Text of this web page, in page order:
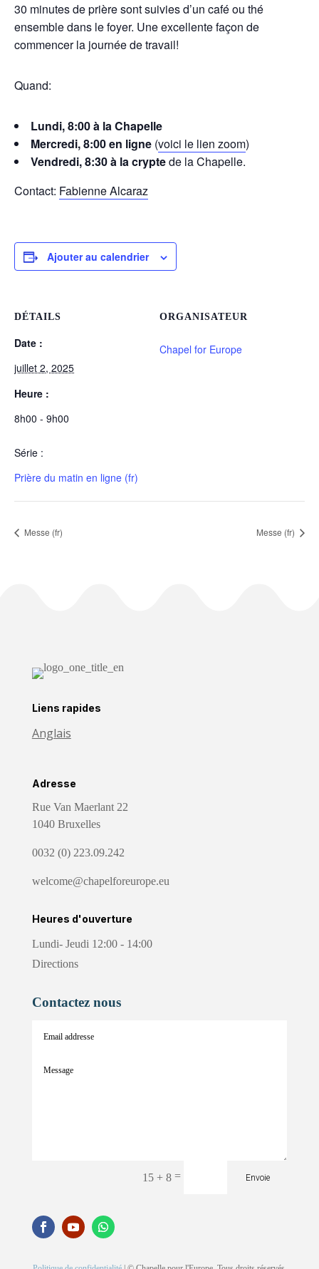
30 minutes de prière sont suivies d’un café ou thé
ensemble dans le foyer. Une excellente façon de
commencer la journée de travail!
Quand:
Lundi, 8:00 à la Chapelle
Mercredi, 8:00 en ligne (voici le lien zoom)
Vendredi, 8:30 à la cryptede la Chapelle.
Contact: Fabienne Alcaraz
Ajouter au calendrier
DÉTAILS
Date :
juillet 2, 2025
Heure :
8h00 - 9h00
Série :
Prière du matin en ligne (fr)
ORGANISATEUR
Chapel for Europe
Messe (fr) Messe (fr)
Liens rapides
Anglais
Adresse
Rue Van Maerlant 22
1040 Bruxelles
0032 (0) 223.09.242
welcome@chapelforeurope.eu
Heures d'ouverture
Lundi- Jeudi 12:00 - 14:00
Directions
Contactez nous
15 + 8= Envoie